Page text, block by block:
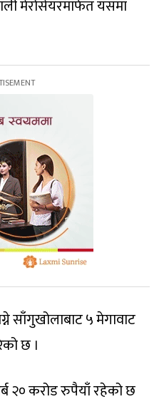
मेरोसेयरमार्फत यसमा
साँगुखोलाबाट ५ मेगावाट
छ ।
२० करोड रुपैयाँ रहेको छ